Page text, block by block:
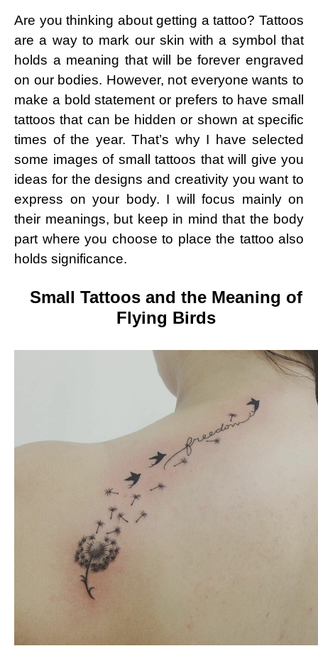
Are you thinking about getting a tattoo? Tattoos
are a way to mark our skin with a symbol that
holds a meaning that will be forever engraved
on our bodies. However, not everyone wants to
make a bold statement or prefers to have small
tattoos that can be hidden or shown at specific
times of the year. That’s why I have selected
some images of small tattoos that will give you
ideas for the designs and creativity you want to
express on your body. I will focus mainly on
their meanings, but keep in mind that the body
part where you choose to place the tattoo also
holds significance.
Small Tattoos and the Meaning of
Flying Birds